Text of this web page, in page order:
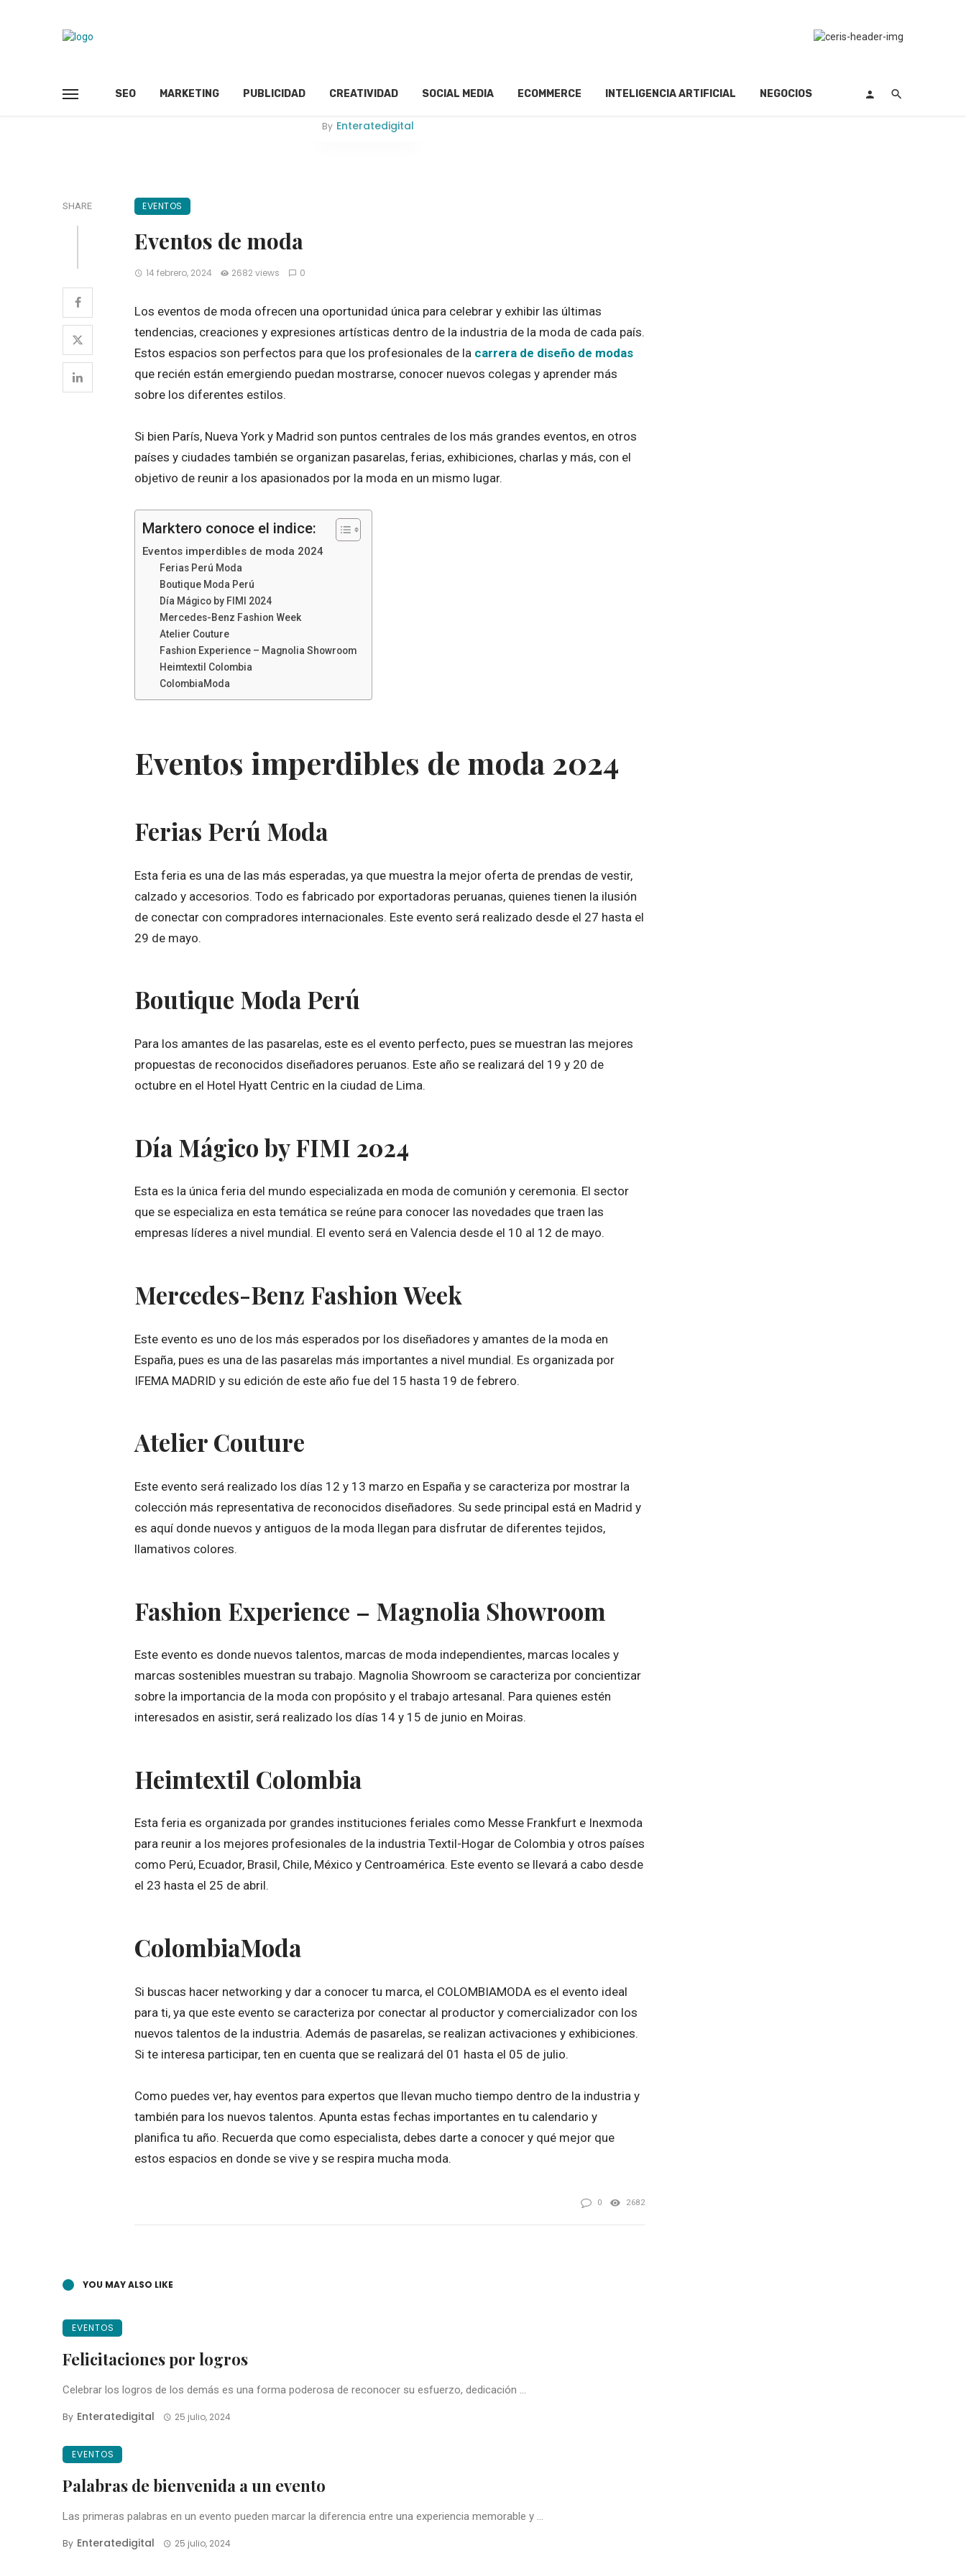
SEO MARKETING PUBLICIDAD CREATIVIDAD SOCIAL MEDIA ECOMMERCE INTELIGENCIA ARTIFICIAL NEGOCIOS
By Enteratedigital
SHARE EVENTOS
Eventos de moda
14 febrero, 2024 2682 views 0
Los eventos de moda ofrecen una oportunidad única para celebrar y exhibir las últimas
tendencias, creaciones y expresiones artísticas dentro de la industria de la moda de cada país.
Estos espacios son perfectos para que los profesionales de la carrera de diseño de modas
que recién están emergiendo puedan mostrarse, conocer nuevos colegas y aprender más
sobre los diferentes estilos.
Si bien París, Nueva York y Madrid son puntos centrales de los más grandes eventos, en otros
países y ciudades también se organizan pasarelas, ferias, exhibiciones, charlas y más, con el
objetivo de reunir a los apasionados por la moda en un mismo lugar.
Marktero conoce el indice:
Eventos imperdibles de moda 2024
Ferias Perú Moda
Boutique Moda Perú
Día Mágico by FIMI 2024
Mercedes-Benz Fashion Week
Atelier Couture
Fashion Experience – Magnolia Showroom
Heimtextil Colombia
ColombiaModa
Eventos imperdibles de moda 2024
Ferias Perú Moda
Esta feria es una de las más esperadas, ya que muestra la mejor oferta de prendas de vestir,
calzado y accesorios. Todo es fabricado por exportadoras peruanas, quienes tienen la ilusión
de conectar con compradores internacionales. Este evento será realizado desde el 27 hasta el
29 de mayo.
Boutique Moda Perú
Para los amantes de las pasarelas, este es el evento perfecto, pues se muestran las mejores
propuestas de reconocidos diseñadores peruanos. Este año se realizará del 19 y 20 de
octubre en el Hotel Hyatt Centric en la ciudad de Lima.
Día Mágico by FIMI 2024
Esta es la única feria del mundo especializada en moda de comunión y ceremonia. El sector
que se especializa en esta temática se reúne para conocer las novedades que traen las
empresas líderes a nivel mundial. El evento será en Valencia desde el 10 al 12 de mayo.
Mercedes-Benz Fashion Week
Este evento es uno de los más esperados por los diseñadores y amantes de la moda en
España, pues es una de las pasarelas más importantes a nivel mundial. Es organizada por
IFEMA MADRID y su edición de este año fue del 15 hasta 19 de febrero.
Atelier Couture
Este evento será realizado los días 12 y 13 marzo en España y se caracteriza por mostrar la
colección más representativa de reconocidos diseñadores. Su sede principal está en Madrid y
es aquí donde nuevos y antiguos de la moda llegan para disfrutar de diferentes tejidos,
llamativos colores.
Fashion Experience – Magnolia Showroom
Este evento es donde nuevos talentos, marcas de moda independientes, marcas locales y
marcas sostenibles muestran su trabajo. Magnolia Showroom se caracteriza por concientizar
sobre la importancia de la moda con propósito y el trabajo artesanal. Para quienes estén
interesados en asistir, será realizado los días 14 y 15 de junio en Moiras.
Heimtextil Colombia
Esta feria es organizada por grandes instituciones feriales como Messe Frankfurt e Inexmoda
para reunir a los mejores profesionales de la industria Textil-Hogar de Colombia y otros países
como Perú, Ecuador, Brasil, Chile, México y Centroamérica. Este evento se llevará a cabo desde
el 23 hasta el 25 de abril.
ColombiaModa
Si buscas hacer networking y dar a conocer tu marca, el COLOMBIAMODA es el evento ideal
para ti, ya que este evento se caracteriza por conectar al productor y comercializador con los
nuevos talentos de la industria. Además de pasarelas, se realizan activaciones y exhibiciones.
Si te interesa participar, ten en cuenta que se realizará del 01 hasta el 05 de julio.
Como puedes ver, hay eventos para expertos que llevan mucho tiempo dentro de la industria y
también para los nuevos talentos. Apunta estas fechas importantes en tu calendario y
planifica tu año. Recuerda que como especialista, debes darte a conocer y qué mejor que
estos espacios en donde se vive y se respira mucha moda.
0 2682
YOU MAY ALSO LIKE
EVENTOS
Felicitaciones por logros
Celebrar los logros de los demás es una forma poderosa de reconocer su esfuerzo, dedicación ...
By Enteratedigital 25 julio, 2024
EVENTOS
Palabras de bienvenida a un evento
Las primeras palabras en un evento pueden marcar la diferencia entre una experiencia memorable y ...
By Enteratedigital 25 julio, 2024